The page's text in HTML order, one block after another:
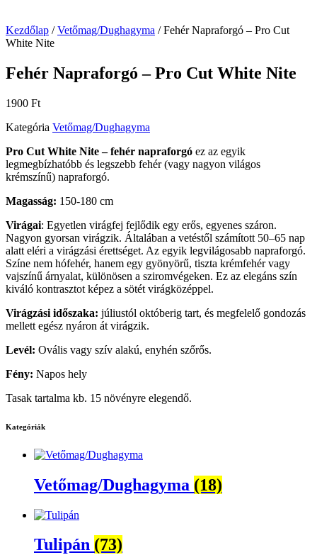
Kezdőlap /Vetőmag/Dughagyma / Fehér Napraforgó – Pro Cut
White Nite
Fehér Napraforgó – Pro Cut White Nite
1900 Ft
Kategória Vetőmag/Dughagyma
Pro Cut White Nite – fehér napraforgó ez az egyik
legmegbízhatóbb és legszebb fehér (vagy nagyon világos
krémszínű) napraforgó.
Magasság: 150-180 cm
Virágai: Egyetlen virágfej fejlődik egy erős, egyenes száron.
Nagyon gyorsan virágzik. Általában a vetéstől számított 50–65 nap
alatt eléri a virágzási érettséget. Az egyik legvilágosabb napraforgó.
Színe nem hófehér, hanem egy gyönyörű, tiszta krémfehér vagy
vajszínű árnyalat, különösen a sziromvégeken. Ez az elegáns szín
kiváló kontrasztot képez a sötét virágközéppel.
Virágzási időszaka: júliustól októberig tart, és megfelelő gondozás
mellett egész nyáron át virágzik.
Levél: Ovális vagy szív alakú, enyhén szőrős.
Fény: Napos hely
Tasak tartalma kb. 15 növényre elegendő.
Kategóriák
Vetőmag/Dughagyma (18)
Tulipán (73)